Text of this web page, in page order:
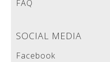
FAQ
SOCIAL MEDIA
Facebook